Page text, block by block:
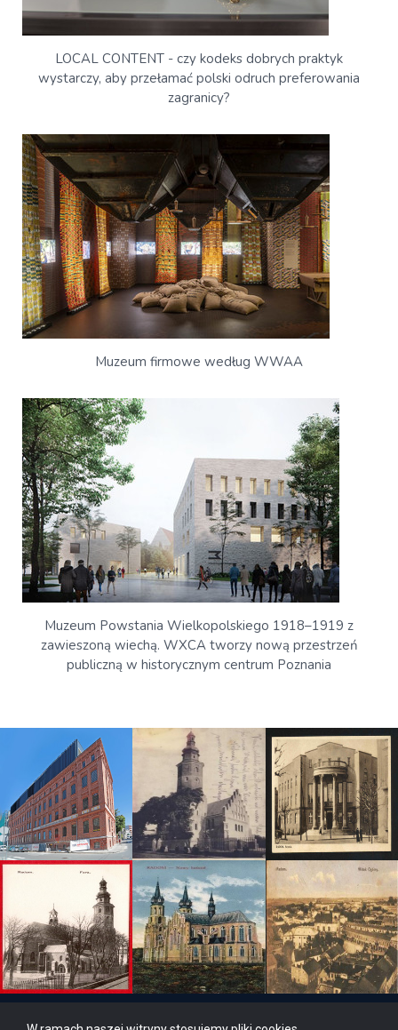
LOCAL CONTENT - czy kodeks dobrych praktyk
wystarczy, aby przełamać polski odruch preferowania
zagranicy?
Muzeum firmowe według WWAA
Muzeum Powstania Wielkopolskiego 1918–1919 z
zawieszoną wiechą. WXCA tworzy nową przestrzeń
publiczną w historycznym centrum Poznania